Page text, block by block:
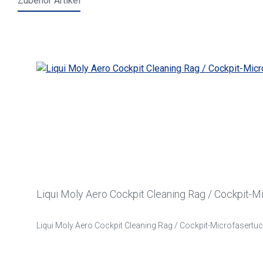
Liqui Moly Aero Cockpit Cleaning Rag / Cockpit-
Liqui Moly Aero Cockpit Cleaning Rag / Cockpit-